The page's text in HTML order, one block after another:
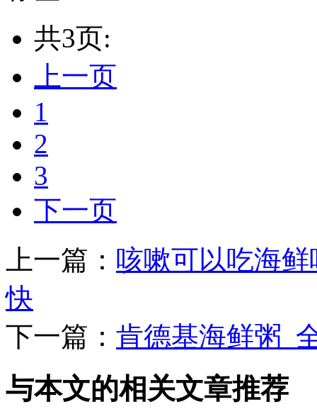
共3页:
上一页
1
2
3
下一页
上一篇： 咳嗽可以吃海
快
下一篇： 肯德基海鲜粥_
与本文的相关文章推荐